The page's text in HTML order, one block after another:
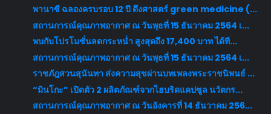
พานาซี ฉลองครบรอบ 12 ปี ดึงศาสตร์ green medicine (...
สถานการณ์คุณภาพอากาศ ณ วันพุธที่ 15 ธันวาคม 2564 เ...
พบกับโปรโมชั่นลดกระหน่ำ สูงสุดถึง 17,400 บาท ได้ที...
สถานการณ์คุณภาพอากาศ ณ วันพุธที่ 15 ธันวาคม 2564 เ...
ราชภัฎสวนสุนันทา ส่งความสุขผ่านบทเพลงพระราชนิพนธ์ ...
“มินโกะ” เปิดตัว 2 ผลิตภัณฑ์จากไฮบริดแคปซูล นวัตกร...
สถานการณ์คุณภาพอากาศ ณ วันอังคารที่ 14 ธันวาคม 256...